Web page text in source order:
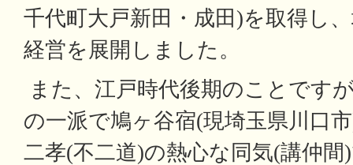
千代町大戸新田・成田)を取得し
経営を展開しました。
また、江戸時代後期のことです
の一派で鳩ヶ谷宿(現埼玉県川口
二孝(不二道)の熱心な同気(講仲